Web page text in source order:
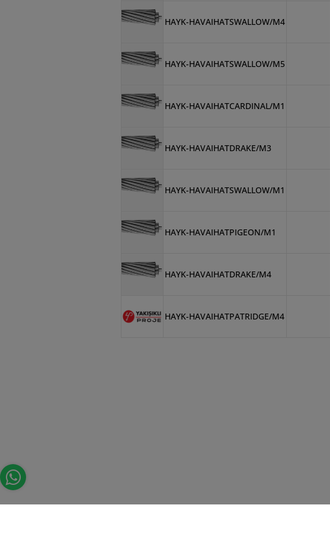
HAYK-HAVAIHATSWALLOW/M4
HAYK-HAVAIHATSWALLOW/M5
HAYK-HAVAIHATCARDINAL/M1
HAYK-HAVAIHATDRAKE/M3
HAYK-HAVAIHATSWALLOW/M1
HAYK-HAVAIHATPIGEON/M1
HAYK-HAVAIHATDRAKE/M4
HAYK-HAVAIHATPATRIDGE/M4